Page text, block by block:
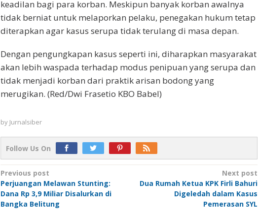
keadilan bagi para korban. Meskipun banyak korban awalnya
tidak berniat untuk melaporkan pelaku, penegakan hukum tetap
diterapkan agar kasus serupa tidak terulang di masa depan.
Dengan pengungkapan kasus seperti ini, diharapkan masyarakat
akan lebih waspada terhadap modus penipuan yang serupa dan
tidak menjadi korban dari praktik arisan bodong yang
merugikan. (Red/Dwi Frasetio KBO Babel)
by Jurnalsiber
Follow Us On
Post
navigation
Previous post
Perjuangan Melawan Stunting:
Dana Rp 3,9 Miliar Disalurkan di
Bangka Belitung
Next post
Dua Rumah Ketua KPK Firli Bahuri
Digeledah dalam Kasus
Pemerasan SYL